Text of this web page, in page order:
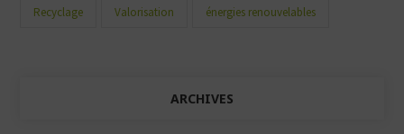
Recyclage Valorisation énergies renouvelables
ARCHIVES